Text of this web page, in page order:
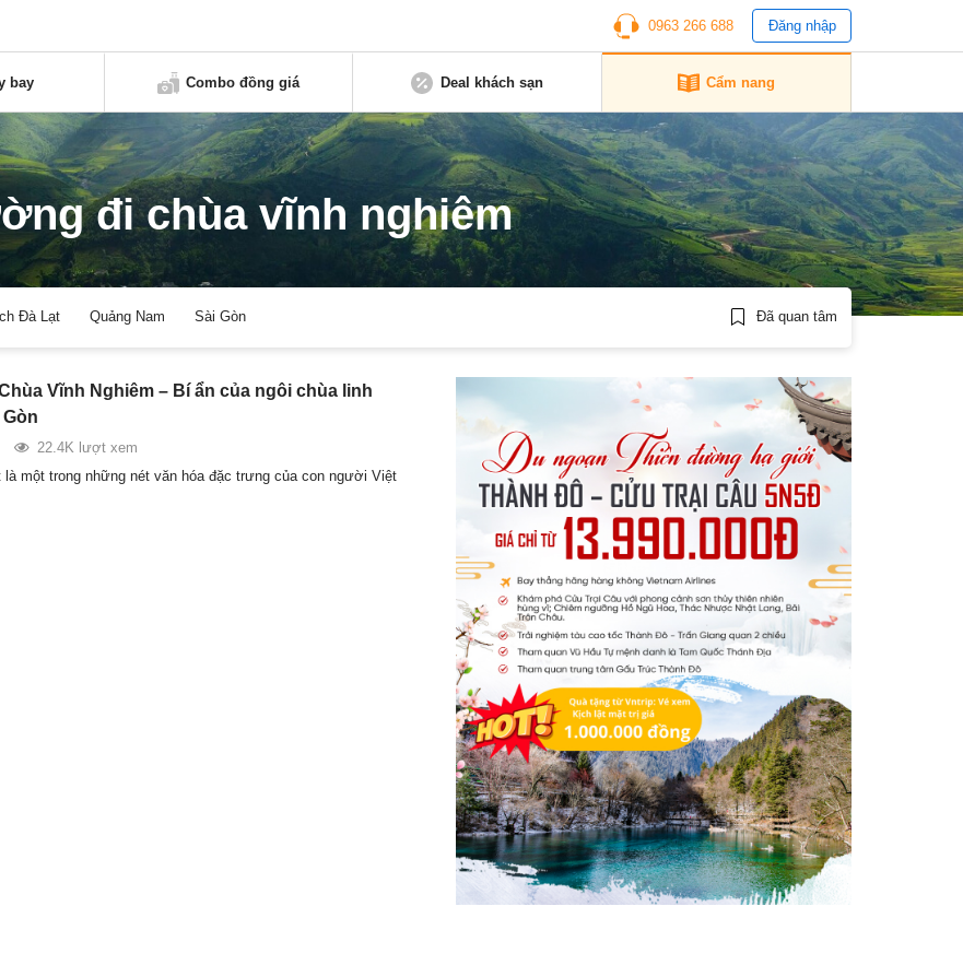
0963 266 688 Đăng nhập
bay Combo đồng giá Deal khách sạn Cẩm nang
đi chùa vĩnh nghiêm
Đà Lạt Quảng Nam Sài Gòn Đã quan tâm
Vĩnh Nghiêm – Bí ẩn của ngôi chùa linh
22.4K lượt xem
một trong những nét văn hóa đặc trưng của con người Việt